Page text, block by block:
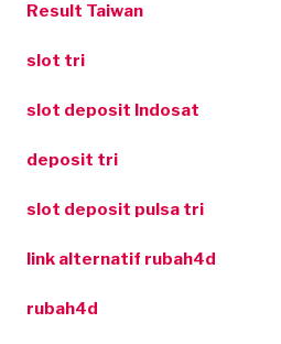
Result Taiwan
slot tri
slot deposit Indosat
deposit tri
slot deposit pulsa tri
link alternatif rubah4d
rubah4d